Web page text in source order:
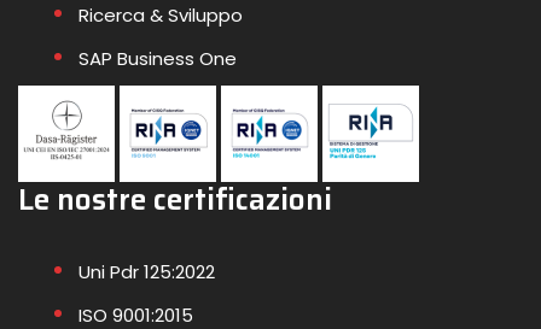
Ricerca & Sviluppo
SAP Business One
Le nostre certificazioni
Uni Pdr 125:2022
ISO 9001:2015